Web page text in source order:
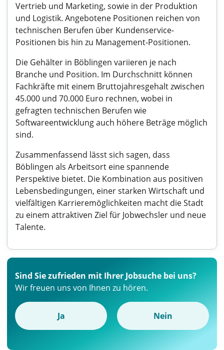
Vertrieb und Marketing, sowie in der Produktion
und Logistik. Angebotene Positionen reichen von
technischen Berufen über Kundenservice-
Positionen bis hin zu Management-Positionen.
Die Gehälter in Böblingen variieren je nach
Branche und Position. Im Durchschnitt können
Fachkräfte mit einem Bruttojahresgehalt zwischen
45.000 und 70.000 Euro rechnen, wobei in
gefragten technischen Berufen wie
Softwareentwicklung auch höhere Beträge möglich
sind.
Zusammenfassend lässt sich sagen, dass
Böblingen als Arbeitsort eine spannende
Perspektive bietet. Die Kombination aus positiven
Lebensbedingungen, einer starken Wirtschaft und
vielfältigen Karrieremöglichkeiten macht die Stadt
zu einem attraktiven Ziel für Jobwechsler und neue
Talente.
Sind Sie zufrieden mit Ihrer Jobsuche bei uns?
Wir freuen uns von Ihnen zu hören.
Ja Nein